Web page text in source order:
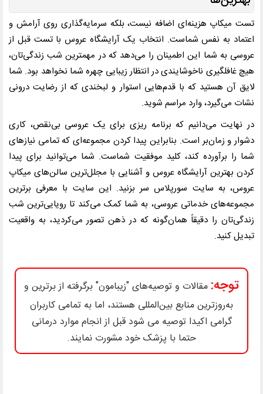
تست میکاپ هزینه‌ای اضافه نیست، بلکه سرمایه‌گذاری روی آرامش و
اعتماد ‌به ‌نفس شماست. انتخاب یک آرایشگاه عروس با تست قبل از
عروسی به شما این اطمینان را می‌دهد که در مهمترین شب زندگی‌تان،
هیچ غافلگیری ناخوشایندی در انتظار زیبایی چهره شما نخواهد بود. شما
لایق آن هستید که با قدم‌هایی استوار و لبخندی که از رضایت درونی
نشات می‌گیرد، وارد مراسم شوید.
در نهایت می‌دانیم که برنامه ریزی برای یک عروسی بی‌نقص، کاری
دشوار و زمان‌بر است. بنابراین پیدا کردن مجموعه‌ای که تمامی نیازهای
شما را برآورده کند، کلید موفقیت شماست. شما می‌توانید برای پیدا
کردن بهترین آرایشگاه عروس و آشنایی با مجلل‌ترین سالن‌های میکاپ
عروس، به سایت سورپلاس سر بزنید. این سایت با معرفی برترین
مجموعه‌های خدماتی عروسی، به شما کمک می‌کند تا رویایی‌ترین شب
زندگی‌تان را دقیقاً همان‌گونه که در ذهن تصور می‌کردید، به واقعیت
تبدیل کنید.
توجه: مقالات و توصیه‌های "زیبامون" برگرفته از برترین و
به‌روزترین منابع بین‌المللی هستند، اما به تمامی کاربران
گرامی اکیدا توصیه می شود قبل از انجام موارد درمانی
حتما با پزشک خود مشورت نمایند.